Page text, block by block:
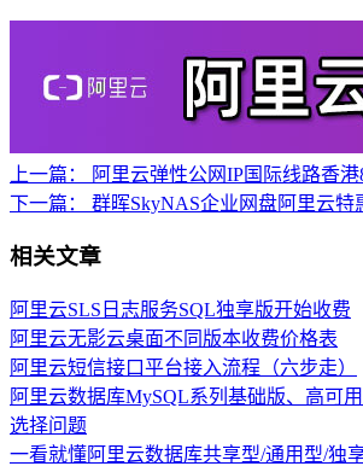
上一篇：
阿里云弹性公网IP国际线路香
下一篇：
群晖SkyNAS企业网盘阿里云特
相关文章
阿里云SLS日志服务SQL独享版开始收费
阿里云无影云桌面不同版本收费价格表
阿里云短信接口平台接入流程（六步走）
阿里云数据库MySQL系列基础版、高可
选择问题
一看就懂阿里云数据库共享型/通用型/独